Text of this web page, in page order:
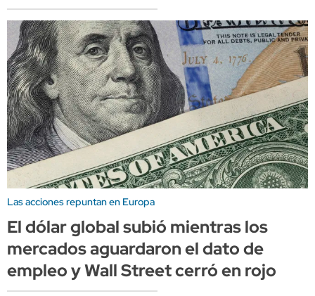
Las acciones repuntan en Europa
El dólar global subió mientras los
mercados aguardaron el dato de
empleo y Wall Street cerró en rojo